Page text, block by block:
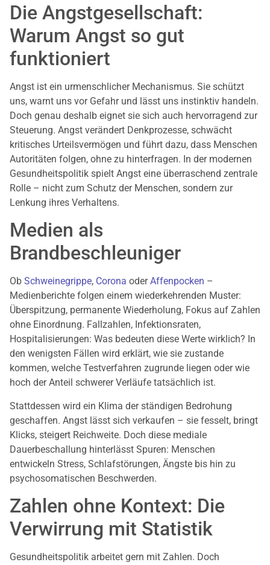
Die Angstgesellschaft:
Warum Angst so gut
funktioniert
Angst ist ein urmenschlicher Mechanismus. Sie schützt
uns, warnt uns vor Gefahr und lässt uns instinktiv handeln.
Doch genau deshalb eignet sie sich auch hervorragend zur
Steuerung. Angst verändert Denkprozesse, schwächt
kritisches Urteilsvermögen und führt dazu, dass Menschen
Autoritäten folgen, ohne zu hinterfragen. In der modernen
Gesundheitspolitik spielt Angst eine überraschend zentrale
Rolle – nicht zum Schutz der Menschen, sondern zur
Lenkung ihres Verhaltens.
Medien als
Brandbeschleuniger
Ob Schweinegrippe, Corona oderAffenpocken –
Medienberichte folgen einem wiederkehrenden Muster:
Überspitzung, permanente Wiederholung, Fokus auf Zahlen
ohne Einordnung. Fallzahlen, Infektionsraten,
Hospitalisierungen: Was bedeuten diese Werte wirklich? In
den wenigsten Fällen wird erklärt, wie sie zustande
kommen, welche Testverfahren zugrunde liegen oder wie
hoch der Anteil schwerer Verläufe tatsächlich ist.
Stattdessen wird ein Klima der ständigen Bedrohung
geschaffen. Angst lässt sich verkaufen – sie fesselt, bringt
Klicks, steigert Reichweite. Doch diese mediale
Dauerbeschallung hinterlässt Spuren: Menschen
entwickeln Stress, Schlafstörungen, Ängste bis hin zu
psychosomatischen Beschwerden.
Zahlen ohne Kontext: Die
Verwirrung mit Statistik
Gesundheitspolitik arbeitet gern mit Zahlen. Doch